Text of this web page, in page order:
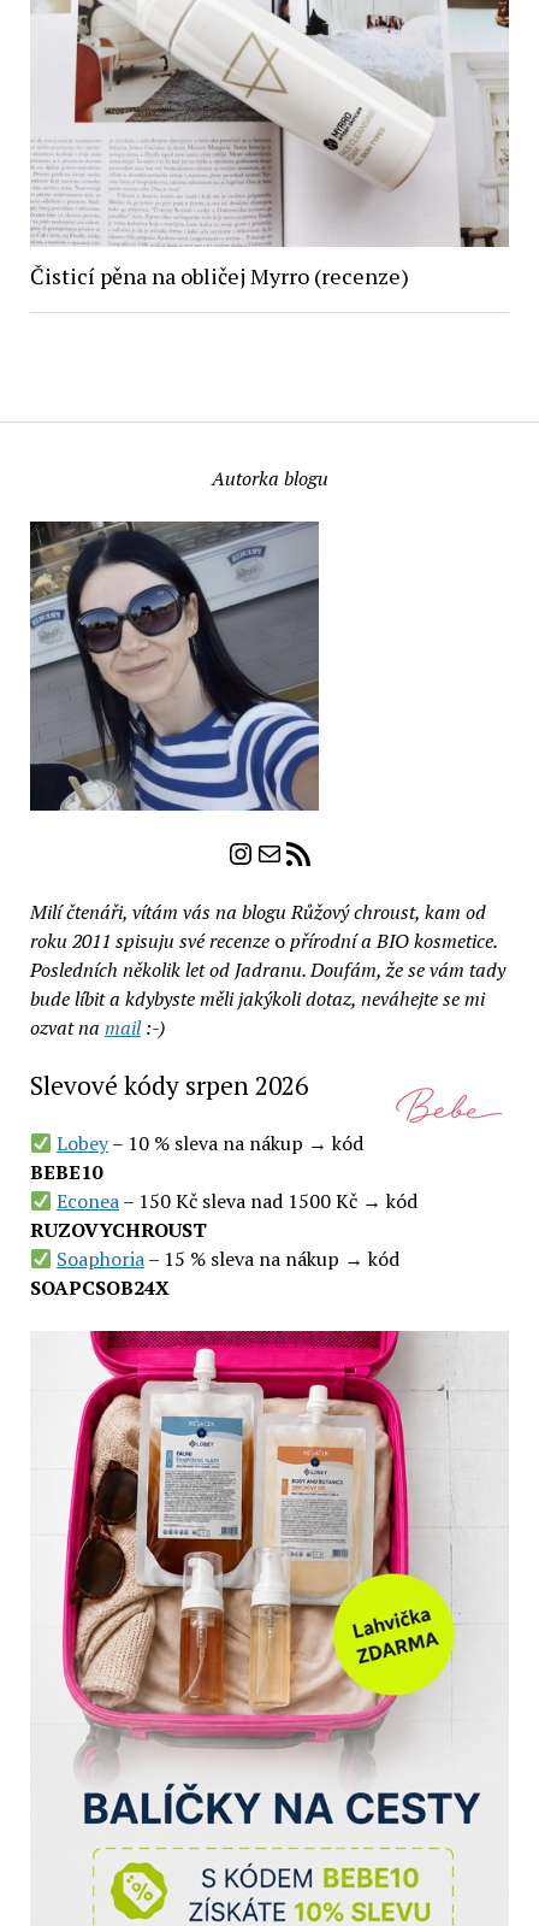
Autorka blogu
Instagram
E-mail
RSS zdroj
Milí čtenáři, vítám vás na blogu Růžový chroust, kam od
roku 2011 spisuju své recenze opřírodní a BIO kosmetice.
Posledních několik let od Jadranu. Doufám, že se vám tady
bude líbit a kdybyste měli jakýkoli dotaz, neváhejte se mi
ozvat na mail:-)
Slevové kódy srpen 2026
Lobey– 10 % sleva na nákup → kód
BEBE10
Econea– 150 Kč sleva nad 1500 Kč → kód
RUZOVYCHROUST
Soaphoria– 15 % sleva na nákup → kód
SOAPCSOB24X
Čisticí pěna na obličej Myrro (recenze)